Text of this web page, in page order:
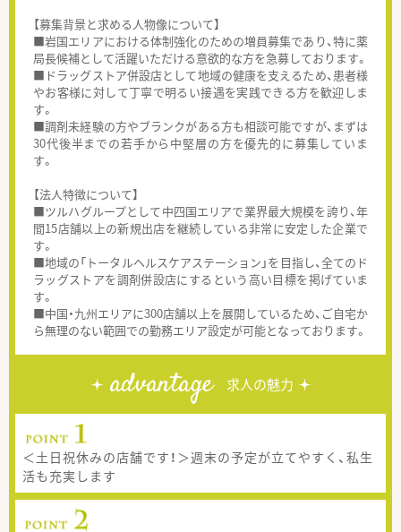
【募集背景と求める人物像について】
■岩国エリアにおける体制強化のための増員募集であり、特に薬
局長候補として活躍いただける意欲的な方を急募しております。
■ドラッグストア併設店として地域の健康を支えるため、患者様
やお客様に対して丁寧で明るい接遇を実践できる方を歓迎しま
す。
■調剤未経験の方やブランクがある方も相談可能ですが、まずは
30代後半までの若手から中堅層の方を優先的に募集していま
す。
【法人特徴について】
■ツルハグループとして中四国エリアで業界最大規模を誇り、年
間15店舗以上の新規出店を継続している非常に安定した企業で
す。
■地域の「トータルヘルスケアステーション」を目指し、全てのド
ラッグストアを調剤併設店にするという高い目標を掲げていま
す。
■中国・九州エリアに300店舗以上を展開しているため、ご自宅か
ら無理のない範囲での勤務エリア設定が可能となっております。
advantage 求人の魅力
＜土日祝休みの店舗です！＞週末の予定が立てやすく、私生
活も充実します